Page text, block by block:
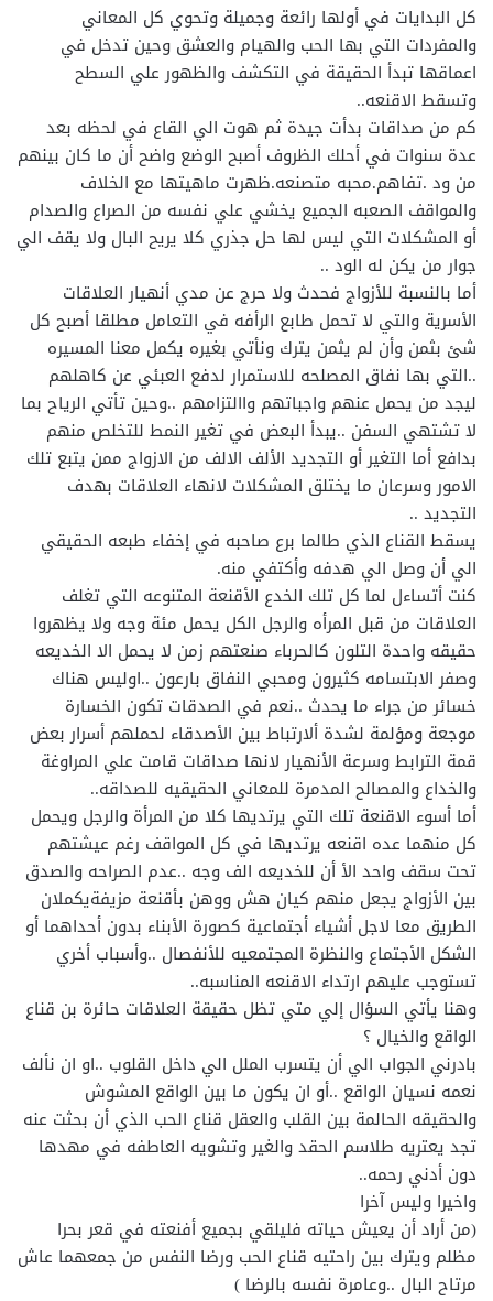
كل البدايات في أولها رائعة وجميلة وتحوي كل المعاني
والمفردات التي بها الحب والهيام والعشق وحين تدخل في
اعماقها تبدأ الحقيقة في التكشف والظهور علي السطح
وتسقط الاقنعه..
كم من صداقات بدأت جيدة ثم هوت الي القاع في لحظه بعد
عدة سنوات في أحلك الظروف أصبح الوضع واضح أن ما كان بينهم
من ود .تفاهم.محبه متصنعه.ظهرت ماهيتها مع الخلاف
والمواقف الصعبه الجميع يخشي علي نفسه من الصراع والصدام
أو المشكلات التي ليس لها حل جذري كلا يريح البال ولا يقف الي
جوار من يكن له الود ..
أما بالنسبة للأزواج فحدث ولا حرج عن مدي أنهيار العلاقات
الأسرية والتي لا تحمل طابع الرأفه في التعامل مطلقا أصبح كل
شئ بثمن وأن لم يثمن يترك ونأتي بغيره يكمل معنا المسيره
..التي بها نفاق المصلحه للاستمرار لدفع العبئي عن كاهلهم
ليجد من يحمل عنهم واجباتهم واالتزامهم ..وحين تأتي الرياح بما
لا تشتهي السفن ..يبدأ البعض في تغير النمط للتخلص منهم
بدافع أما التغير أو التجديد الألف الالف من الازواج ممن يتبع تلك
الامور وسرعان ما يختلق المشكلات لانهاء العلاقات بهدف
التجديد ..
يسقط القناع الذي طالما برع صاحبه في إخفاء طبعه الحقيقي
الي أن وصل الي هدفه وأكتفي منه.
كنت أتساءل لما كل تلك الخدع الأقنعة المتنوعه التي تغلف
العلاقات من قبل المرأه والرجل الكل يحمل مئة وجه ولا يظهروا
حقيقه واحدة التلون كالحرباء صنعتهم زمن لا يحمل الا الخديعه
وصفر الابتسامه كثيرون ومحبي النفاق بارعون ..اوليس هناك
خسائر من جراء ما يحدث ..نعم في الصدقات تكون الخسارة
موجعة ومؤلمة لشدة ألارتباط بين الأصدقاء لحملهم أسرار بعض
قمة الترابط وسرعة الأنهيار لانها صداقات قامت علي المراوغة
والخداع والمصالح المدمرة للمعاني الحقيقيه للصداقه..
أما أسوء الاقنعة تلك التي يرتديها كلا من المرأة والرجل ويحمل
كل منهما عده اقنعه يرتديها في كل المواقف رغم عيشتهم
تحت سقف واحد الأ أن للخديعه الف وجه ..عدم الصراحه والصدق
بين الأزواج يجعل منهم كيان هش ووهن بأقنعة مزيفةيكملان
الطريق معا لاجل أشياء أجتماعية كصورة الأبناء بدون أحداهما أو
الشكل الأجتماع والنظرة المجتمعيه للأنفصال ..وأسباب أخري
تستوجب عليهم ارتداء الاقنعه المناسبه..
وهنا يأتي السؤال إلي متي تظل حقيقة العلاقات حائرة بن قناع
الواقع والخيال ؟
بادرني الجواب الي أن يتسرب الملل الي داخل القلوب ..او ان نألف
نعمه نسيان الواقع ..أو ان يكون ما بين الواقع المشوش
والحقيقه الحالمة بين القلب والعقل قناع الحب الذي أن بحثت عنه
تجد يعتريه طلاسم الحقد والغير وتشويه العاطفه في مهدها
دون أدني رحمه..
واخيرا وليس آخرا
(من أراد أن يعيش حياته فليلقي بجميع أفنعته في قعر بحرا
مظلم ويترك بين راحتيه قناع الحب ورضا النفس من جمعهما عاش
مرتاح البال ..وعامرة نفسه بالرضا )